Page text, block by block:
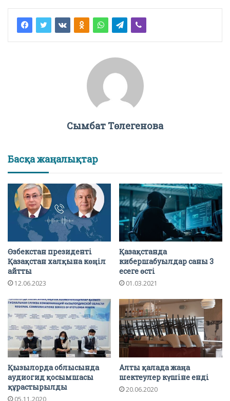
Сымбат Төлегенова
Басқа жаңалықтар
Өзбекстан президенті
Қазақстан халқына көңіл
айтты
12.06.2023
Қазақстанда
кибершабуылдар саны 3
есеге өсті
01.03.2021
Қызылорда облысында
аудиогид қосымшасы
құрастырылды
05.11.2020
Алты қалада жаңа
шектеулер күшіне енді
20.06.2020